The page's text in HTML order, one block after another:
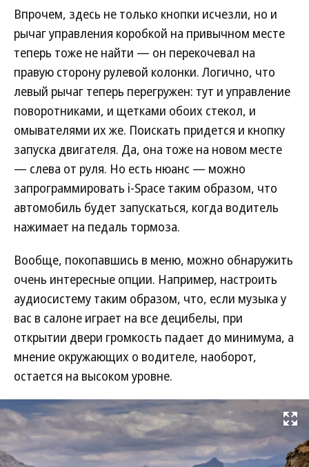
Впрочем, здесь не только кнопки исчезли, но и
рычаг управления коробкой на привычном месте
теперь тоже не найти — он перекочевал на
правую сторону рулевой колонки. Логично, что
левый рычаг теперь перегружен: тут и управление
поворотниками, и щетками обоих стекол, и
омывателями их же. Поискать придется и кнопку
запуска двигателя. Да, она тоже на новом месте
— слева от руля. Но есть нюанс — можно
запрограммировать i-Space таким образом, что
автомобиль будет запускаться, когда водитель
нажимает на педаль тормоза.
Вообще, покопавшись в меню, можно обнаружить
очень интересные опции. Например, настроить
аудиосистему таким образом, что, если музыка у
вас в салоне играет на все децибелы, при
открытии двери громкость падает до минимума, а
мнение окружающих о водителе, наоборот,
остается на высоком уровне.
Развернуть